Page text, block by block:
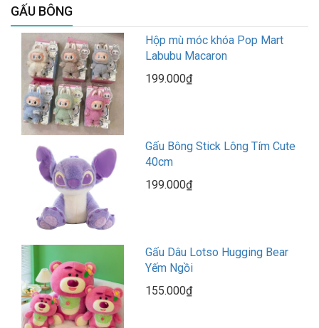
GẤU BÔNG
Hộp mù móc khóa Pop Mart
Labubu Macaron
199.000₫
Gấu Bông Stick Lông Tím Cute
40cm
199.000₫
Gấu Dâu Lotso Hugging Bear
Yếm Ngồi
155.000₫